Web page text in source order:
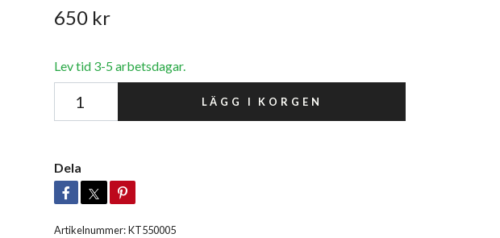
650 kr
Lev tid 3-5 arbetsdagar.
LÄGG I KORGEN
Dela
Artikelnummer:KT550005